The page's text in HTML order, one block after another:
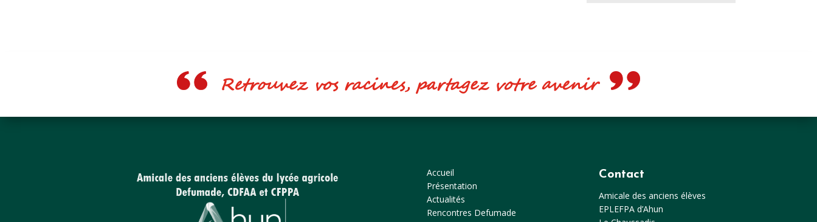
Retrouvez vos racines, partagez votre avenir
Accueil
Présentation
Actualités
Rencontres Defumade
Contact
Amicale des anciens élèves
EPLEFPA d’Ahun